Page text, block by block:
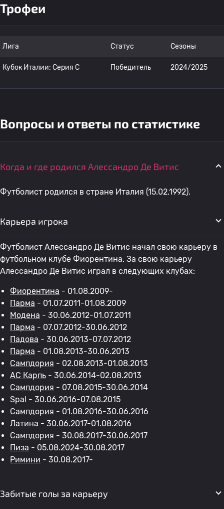
Трофеи
Лига Статус Сезоны
Кубок Италии: Серия C Победитель 2024/2025
Вопросы и ответы по статистике
Когда и где родился Алессандро Де Витис
Футболист родился в стране Италия (15.02.1992).
Карьера игрока
Футболист Алессандро Де Витис начал свою карьеру в
футбольном клубе Фиорентина. За свою карьеру
Алессандро Де Витис играл в следующих клубах:
Фиорентина - 01.08.2009-
Парма - 01.07.2011-01.08.2009
Модена - 30.06.2012-01.07.2011
Парма - 07.07.2012-30.06.2012
Падова - 30.06.2013-07.07.2012
Парма - 01.08.2013-30.06.2013
Сампдория - 02.08.2013-01.08.2013
АС Карпь - 30.06.2014-02.08.2013
Сампдория - 07.08.2015-30.06.2014
Spal - 30.06.2016-07.08.2015
Сампдория - 01.08.2016-30.06.2016
Латина - 30.06.2017-01.08.2016
Сампдория - 30.08.2017-30.06.2017
Пиза - 05.08.2024-30.08.2017
Римини - 30.08.2017-
Забитые голы за карьеру